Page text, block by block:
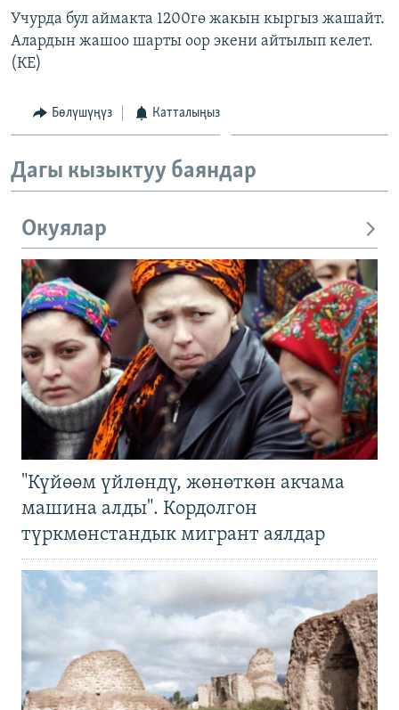
Учурда бул аймакта 1200гө жакын кыргыз жашайт.
Алардын жашоо шарты оор экени айтылып келет.
(КЕ)
Бөлүшүңүз Катталыңыз
Дагы кызыктуу баяндар
Окуялар
"Күйөөм үйлөндү, жөнөткөн акчама
машина алды". Кордолгон
түркмөнстандык мигрант аялдар